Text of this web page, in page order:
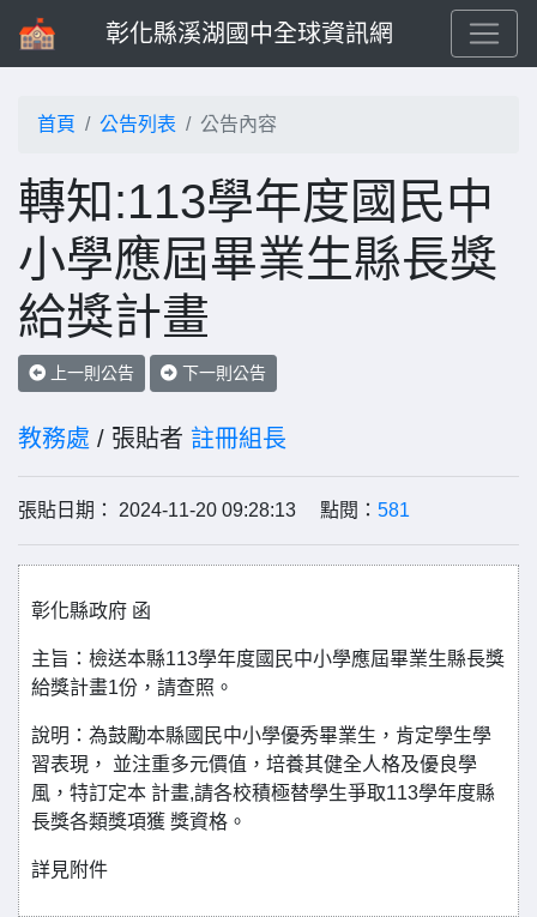
彰化縣溪湖國中全球資訊網
首頁 公告列表 公告內容
轉知:113學年度國民中
小學應屆畢業生縣長獎
給獎計畫
上一則公告 下一則公告
教務處 / 張貼者 註冊組長
張貼日期： 2024-11-20 09:28:13 點閱： 581
彰化縣政府 函
主旨：檢送本縣113學年度國民中小學應屆畢業生縣長獎
給獎計畫1份，請查照。
說明：為鼓勵本縣國民中小學優秀畢業生，肯定學生學
習表現， 並注重多元價值，培養其健全人格及優良學
風，特訂定本 計畫,請各校積極替學生爭取113學年度縣
長獎各類獎項獲 獎資格。
詳見附件